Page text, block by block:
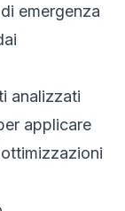
emergenza
analizzati
applicare